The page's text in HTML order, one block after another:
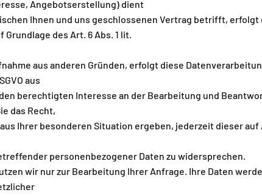
Angebotserstellung) dient
Ihnen und uns geschlossenen Vertrag betrifft, erfolgt
des Art. 6 Abs. 1 lit.
aus anderen Gründen, erfolgt diese
aus
berechtigten Interesse an der Bearbeitung und
das Recht,
Ihrer besonderen Situation ergeben, jederzeit dieser auf
personenbezogener Daten zu widersprechen.
wir nur zur Bearbeitung Ihrer Anfrage. Ihre Daten